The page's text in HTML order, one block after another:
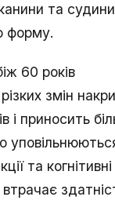
та
форму.
60 років
змін
і приносить
та